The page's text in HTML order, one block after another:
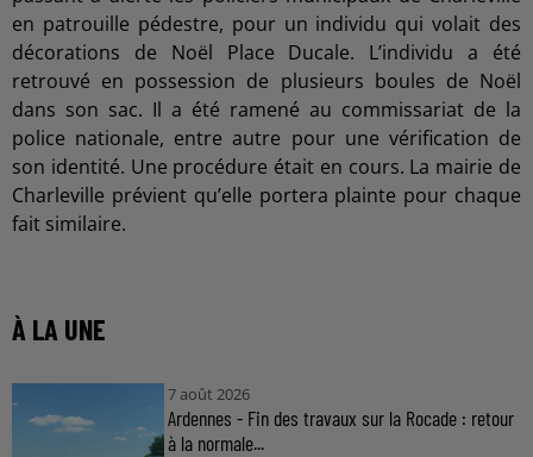
en patrouille pédestre, pour un individu qui volait des
décorations de Noël Place Ducale. L’individu a été
retrouvé en possession de plusieurs boules de Noël
dans son sac. Il a été ramené au commissariat de la
police nationale, entre autre pour une vérification de
son identité. Une procédure était en cours. La mairie de
Charleville prévient qu’elle portera plainte pour chaque
fait similaire.
À LA UNE
7 août 2026
Ardennes - Fin des travaux sur la Rocade : retour
à la normale...